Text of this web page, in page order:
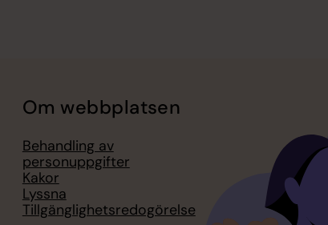
Om webbplatsen
Behandling av
personuppgifter
Kakor
Lyssna
Tillgänglighetsredogörelse